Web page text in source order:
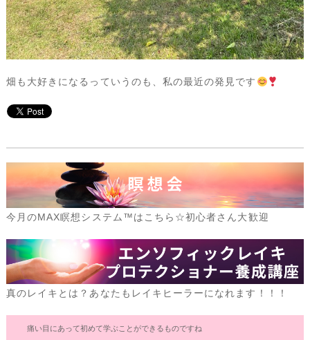
畑も大好きになるっていうのも、私の最近の発見です
今月のMAX瞑想システム™はこちら☆初心者さん大歓迎
真のレイキとは？あなたもレイキヒーラーになれます！！！
痛い目にあって初めて学ぶことができるものですね